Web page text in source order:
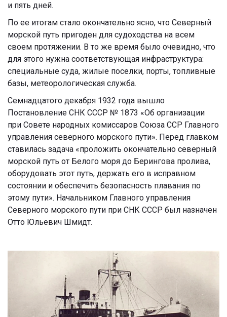
и пять дней.
По ее итогам стало окончательно ясно, что Северный
морской путь пригоден для судоходства на всем
своем протяжении. В то же время было очевидно, что
для этого нужна соответствующая инфраструктура:
специальные суда, жилые поселки, порты, топливные
базы, метеорологическая служба.
Семнадцатого декабря 1932 года вышло
Постановление СНК СССР № 1873 «Об организации
при Совете народных комиссаров Союза ССР Главного
управления северного морского пути». Перед главком
ставилась задача «проложить окончательно северный
морской путь от Белого моря до Берингова пролива,
оборудовать этот путь, держать его в исправном
состоянии и обеспечить безопасность плавания по
этому пути». Начальником Главного управления
Северного морского пути при СНК СССР был назначен
Отто Юльевич Шмидт.